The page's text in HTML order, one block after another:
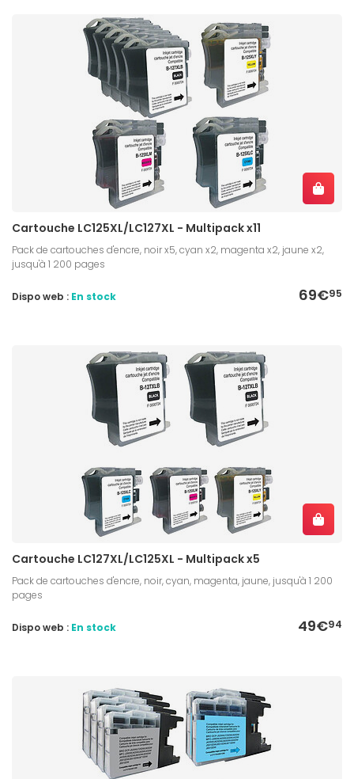
Cartouche LC125XL/LC127XL - Multipack x11
Pack de cartouches d'encre, noir x5, cyan x2, magenta x2, jaune x2,
jusqu'à 1 200 pages
69€95
Dispo web : En stock
Cartouche LC127XL/LC125XL - Multipack x5
Pack de cartouches d'encre, noir, cyan, magenta, jaune, jusqu'à 1 200
pages
49€94
Dispo web : En stock